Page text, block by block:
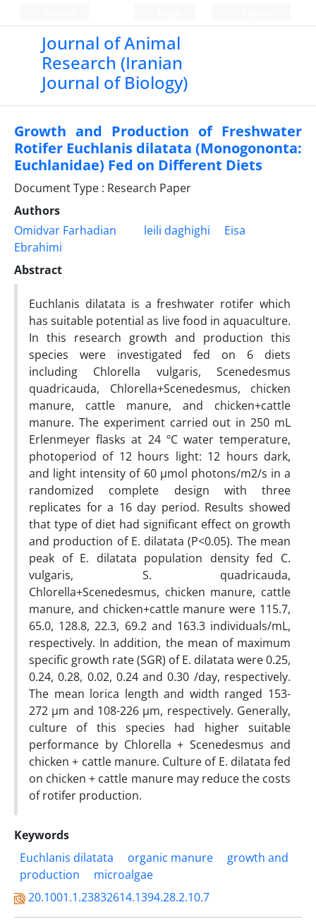
Journal of Animal
Research (Iranian
Journal of Biology)
Growth and Production of Freshwater
Rotifer Euchlanis dilatata (Monogononta:
Euchlanidae) Fed on Different Diets
Document Type : Research Paper
Authors
Omidvar Farhadian
leili daghighi
Eisa
Ebrahimi
Abstract
Euchlanis dilatata is a freshwater rotifer which
has suitable potential as live food in aquaculture.
In this research growth and production this
species were investigated fed on 6 diets
including Chlorella vulgaris, Scenedesmus
quadricauda, Chlorella+Scenedesmus, chicken
manure, cattle manure, and chicken+cattle
manure. The experiment carried out in 250 mL
Erlenmeyer flasks at 24 ºC water temperature,
photoperiod of 12 hours light: 12 hours dark,
and light intensity of 60 µmol photons/m2/s in a
randomized complete design with three
replicates for a 16 day period. Results showed
that type of diet had significant effect on growth
and production of E. dilatata (P<0.05). The mean
peak of E. dilatata population density fed C.
vulgaris, S. quadricauda,
Chlorella+Scenedesmus, chicken manure, cattle
manure, and chicken+cattle manure were 115.7,
65.0, 128.8, 22.3, 69.2 and 163.3 individuals/mL,
respectively. In addition, the mean of maximum
specific growth rate (SGR) of E. dilatata were 0.25,
0.24, 0.28, 0.02, 0.24 and 0.30 /day, respectively.
The mean lorica length and width ranged 153-
272 µm and 108-226 µm, respectively. Generally,
culture of this species had higher suitable
performance by Chlorella + Scenedesmus and
chicken + cattle manure. Culture of E. dilatata fed
on chicken + cattle manure may reduce the costs
of rotifer production.
Keywords
Euchlanis dilatata
organic manure
growth and
production
microalgae
20.1001.1.23832614.1394.28.2.10.7